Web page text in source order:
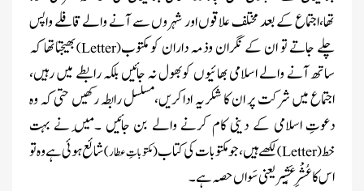
تھا،اجتماع کے بعد مختلف علاقوں اور شہروںسے آنے والے قافلے واپس
چلے جاتے تو ان کے نگران وذمہ داران کو مکتوب(
Letter
)بھیجتاتھا کہ
ساتھ آنے والے اسلامی بھائیوں کوبھول نہ جائیں بلکہ رابطے میں رہیں،
اجتماع میں شرکت پر ان کاشکریہ اداکریں،مسلسل رابطہ رکھیں حتی کہ وہ
دعوتِ اسلامی کےدینی کام کرنے والے بن جائیں ۔مَیں نے بہت
خط(
Letter
)لکھے ہیں ،جومکتوبات کیکتاب(مکتوباتِ عطار)شائع ہوئی ہے وہ تو
اس کا عُشْرِ‌ عَشِیر یعنی سَواں حصہ ہے ۔